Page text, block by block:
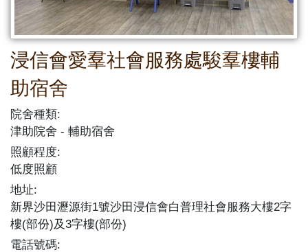
浸信會愛羣社會服務處駿羣樓輔
助宿舍
院舍種類:
津助院舍
輔助宿舍
照顧程度:
低度照顧
地址:
新界沙田瀝源街1號沙田浸信會白普理社會服務大樓2字
樓(部份)及3字樓(部份)
電話號碼: